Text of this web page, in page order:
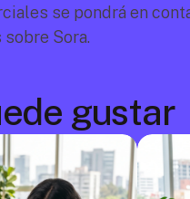
se pondrá en
Sora.
gustar